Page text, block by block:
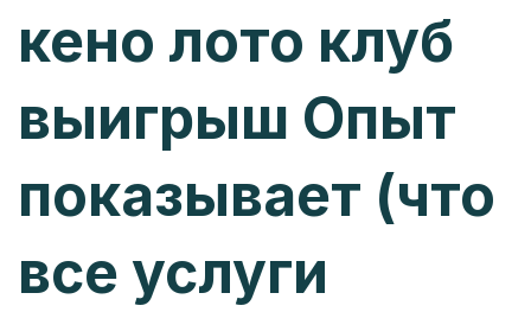
кено лото клуб
выигрыш Опыт
показывает (что
все услуги